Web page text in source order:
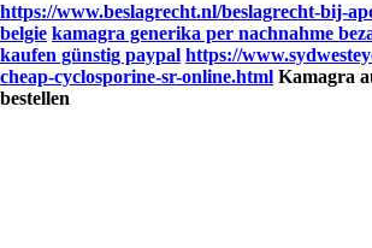
https://www.beslagrecht.nl/beslagrecht-bij-
belgie kamagra generika per nachnahme
kaufen günstig paypal https://
cheap-cyclosporine-sr-online.html Kamagra
bestellen